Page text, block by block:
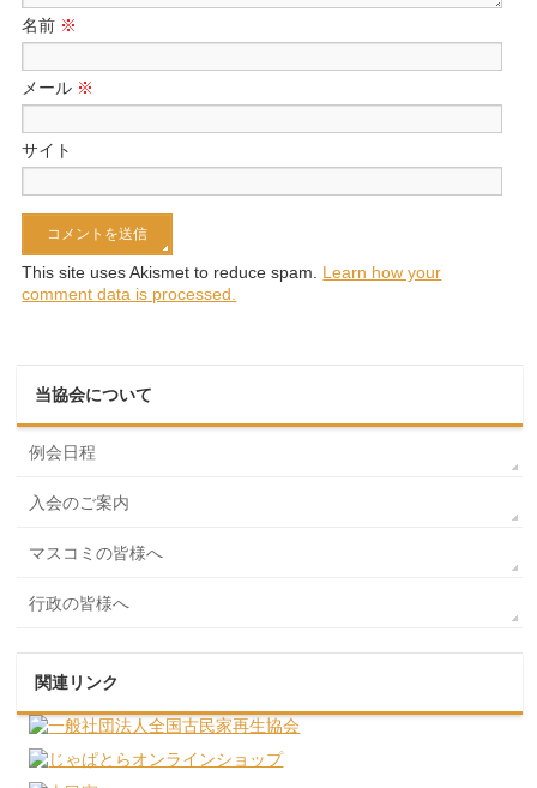
名前 ※
メール ※
サイト
This site uses Akismet to reduce spam. Learn how your
comment data is processed.
当協会について
例会日程
入会のご案内
マスコミの皆様へ
行政の皆様へ
関連リンク